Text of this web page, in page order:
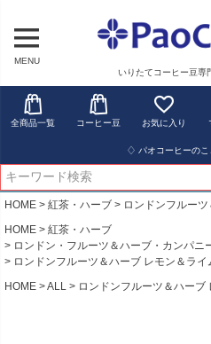
MENU
いりたてコーヒー豆専
全商品一覧 コーヒー豆 お気に入り
♢ パオコーヒーのこ
HOME 紅茶・ハーブ
ロンドンフルー
HOME
紅茶・ハーブ
ロンドン・フルーツ＆ハーブ・カンパニ
ロンドンフルーツ＆ハーブ レモン＆ライ
HOME
ALL ロンドンフルーツ＆ハーブ